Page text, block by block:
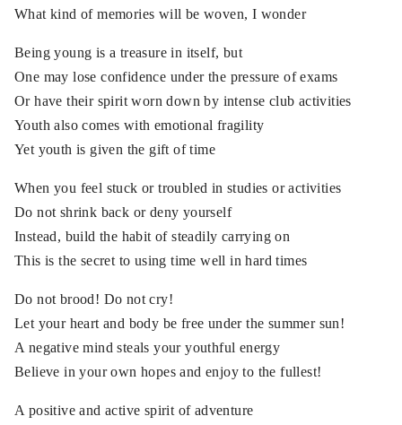
What kind of memories will be woven, I wonder
Being young is a treasure in itself, but
One may lose confidence under the pressure of exams
Or have their spirit worn down by intense club activities
Youth also comes with emotional fragility
Yet youth is given the gift of time
When you feel stuck or troubled in studies or activities
Do not shrink back or deny yourself
Instead, build the habit of steadily carrying on
This is the secret to using time well in hard times
Do not brood! Do not cry!
Let your heart and body be free under the summer sun!
A negative mind steals your youthful energy
Believe in your own hopes and enjoy to the fullest!
A positive and active spirit of adventure